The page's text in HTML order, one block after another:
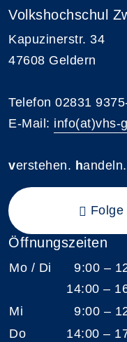
Volkshochschul
Kapuzinerstr. 34
47608 Geldern
Telefon 02831
E-Mail: info(at)vhs-
verstehen. handeln.
Öffnungszeiten
Mo / Di
9:00 –
14:00 –
Mi
9:00 –
Do
14:00 –